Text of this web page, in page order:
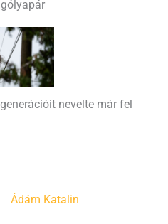
nevelte már fel
Ádám Katalin